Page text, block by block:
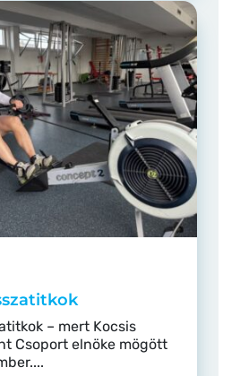
– mert Kocsis
Csoport elnöke mögött